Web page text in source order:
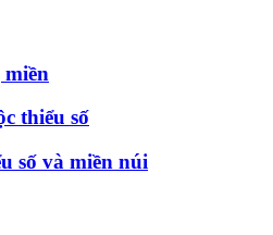
thiểu số
số và miền núi